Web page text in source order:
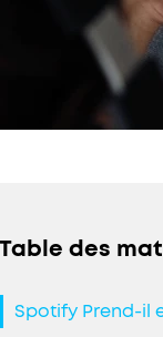
Table des
Spotify Prend-il